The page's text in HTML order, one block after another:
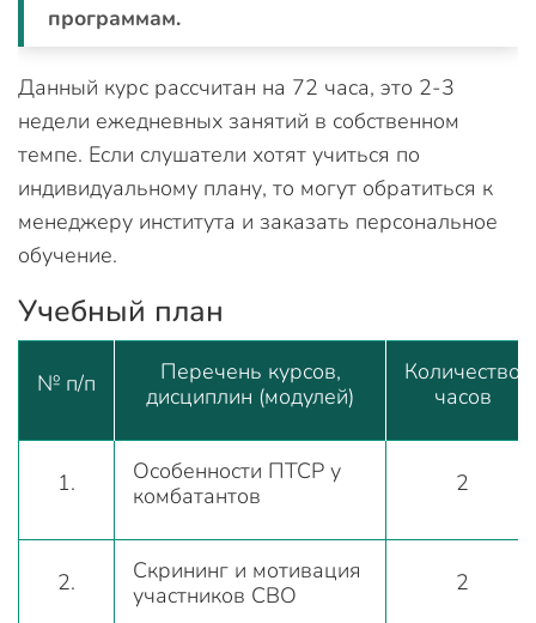
программам.
Данный курс рассчитан на 72 часа, это 2-3
недели ежедневных занятий в собственном
темпе. Если слушатели хотят учиться по
индивидуальному плану, то могут обратиться к
менеджеру института и заказать персональное
обучение.
Учебный план
№ п/п
Перечень курсов,
дисциплин (модулей)
Количество
часов
1.
Особенности ПТСР у
комбатантов
2
2.
Скрининг и мотивация
участников СВО
2